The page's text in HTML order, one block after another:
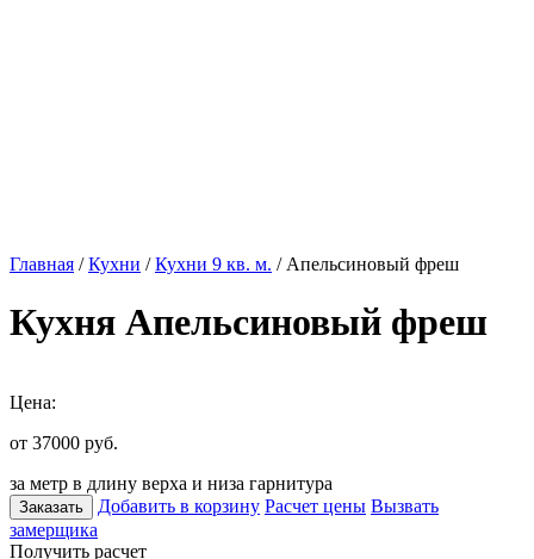
Главная /Кухни /Кухни 9 кв. м. / Апельсиновый фреш
Кухня Апельсиновый фреш
Цена:
от 37000 руб.
за метр в длину верха и низа гарнитура
Заказать Добавить в корзину Расчет цены Вызвать
замерщика
Получить расчет